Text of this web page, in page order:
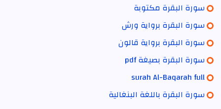
سورة البقرة مكتوبة
سورة البقرة برواية ورش
سورة البقرة برواية قالون
سورة البقرة بصيغة pdf
surah Al-Baqarah full
سورة البقرة باللغة البنغالية